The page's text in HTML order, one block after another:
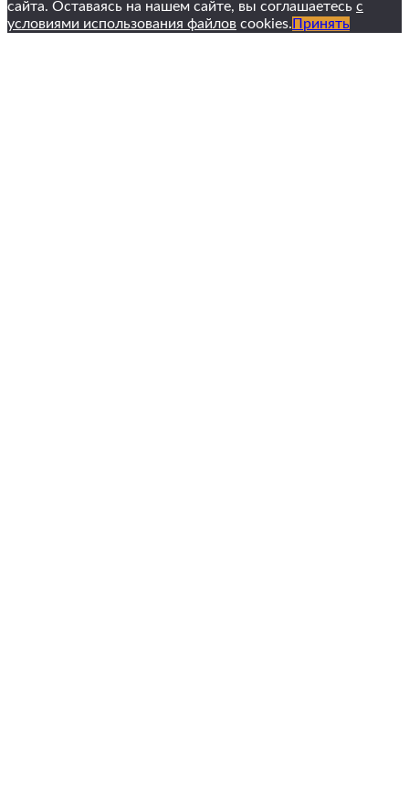
сайта. Оставаясь на нашем сайте, вы соглашаетесь с
условиями использования файлов cookies. Принять